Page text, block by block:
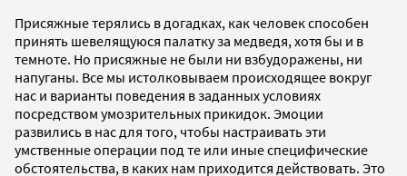
Присяжные терялись в догадках, как человек способен
принять шевелящуюся палатку за медведя, хотя бы и в
темноте. Но присяжные не были ни взбудоражены, ни
напуганы. Все мы истолковываем происходящее вокруг
нас и варианты поведения в заданных условиях
посредством умозрительных прикидок. Эмоции
развились в нас для того, чтобы настраивать эти
умственные операции под те или иные специфические
обстоятельства, в каких нам приходится действовать. Это